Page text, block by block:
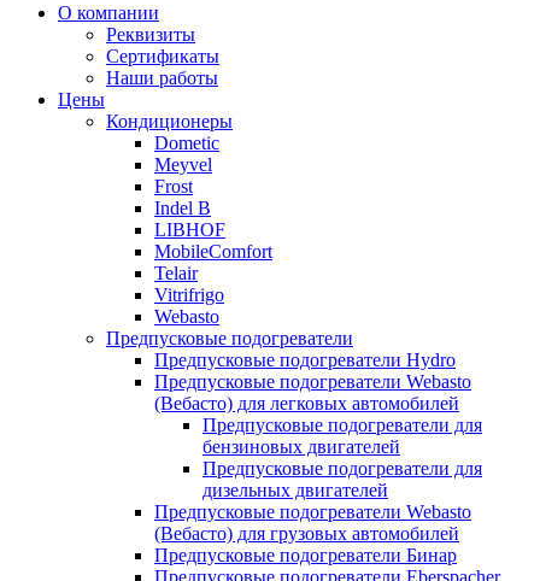
Основное
Перейти
содержимому
О компании
Реквизиты
Сертификаты
Наши работы
Цены
Кондиционеры
Dometic
Meyvel
Frost
Indel B
LIBHOF
MobileComfort
Telair
Vitrifrigo
Webasto
Предпусковые подогреватели
Предпусковые подогреватели Hydro
Предпусковые подогреватели Webasto
(Вебасто) для легковых автомобилей
Предпусковые подогреватели для
бензиновых двигателей
Предпусковые подогреватели для
дизельных двигателей
Предпусковые подогреватели Webasto
(Вебасто) для грузовых автомобилей
Предпусковые подогреватели Бинар
Предпусковые подогреватели Eberspacher